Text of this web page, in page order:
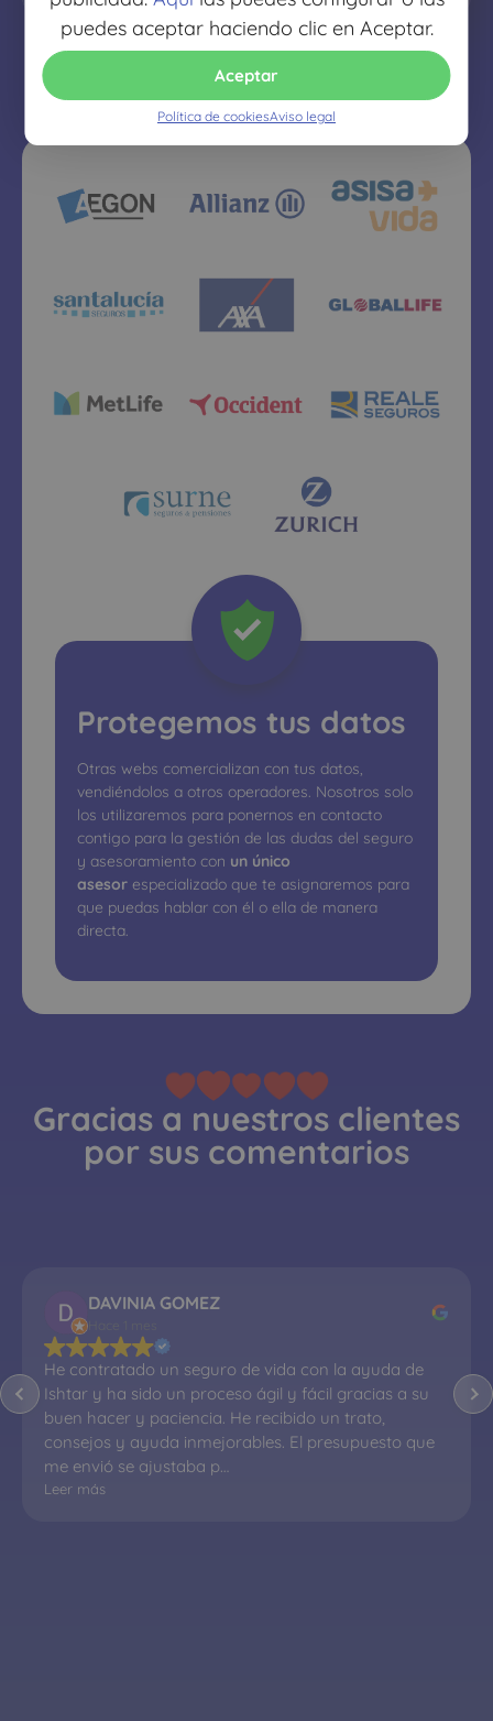
puedes aceptar haciendo clic en Aceptar.
Aceptar
Política de cookiesAviso legal
Protegemos tus datos
Otras webs comercializan con tus datos,
vendiéndolos a otros operadores. Nosotros solo
los utilizaremos para ponernos en contacto
contigo para la gestión de las dudas del seguro
y asesoramiento con un único
asesor especializado que te asignaremos para
que puedas hablar con él o ella de manera
directa.
Gracias a nuestros clientes
por sus comentarios
DAVINIA GOMEZ
He contratado un seguro de vida con la ayuda de
Ishtar y ha sido un proceso ágil y fácil gracias a su
buen hacer y paciencia. He recibido un trato,
consejos y ayuda inmejorables. El presupuesto que
me envió se ajustaba p…
Leer más